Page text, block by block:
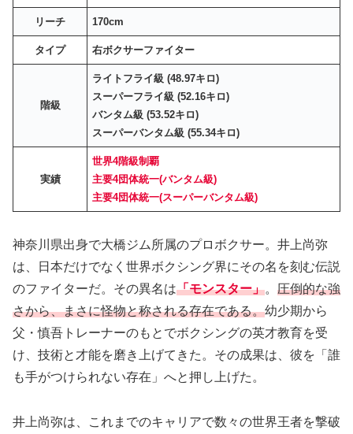
リーチ 170cm
タイプ 右ボクサーファイター
階級
ライトフライ級 (48.97キロ)
スーパーフライ級 (52.16キロ)
バンタム級 (53.52キロ)
スーパーバンタム級 (55.34キロ)
実績
世界4階級制覇
主要4団体統一(バンタム級)
主要4団体統一(スーパーバンタム級)
神奈川県出身で大橋ジム所属のプロボクサー。井上尚弥
は、日本だけでなく世界ボクシング界にその名を刻む伝説
のファイターだ。その異名は「モンスター」。 圧倒的な強
さから、まさに怪物と称される存在である。幼少期から
父・慎吾トレーナーのもとでボクシングの英才教育を受
け、技術と才能を磨き上げてきた。その成果は、彼を「誰
も手がつけられない存在」へと押し上げた。
井上尚弥は、これまでのキャリアで数々の世界王者を撃破